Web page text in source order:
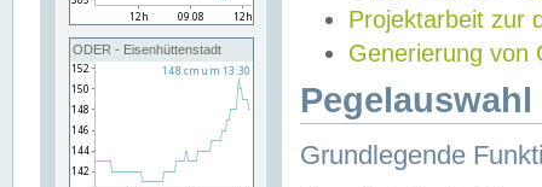
ODER - Eisenhüttenstadt
Projektarbeit zur
Generierung von
Grundlegende